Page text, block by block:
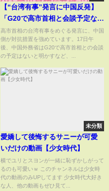
【“台湾有事”発言に中国反発】
「G20で高市首相と会談予定な
し」観光や留学への影響は…
高市首相の台湾有事をめぐる発言に、中国
側が対抗措置を強めています。17日午
後、中国外務省はG20で高市首相との会談
の予定はないと明かすなど、...
未分類
愛嬌して後悔するサニーが可愛
いだけの動画【少女時代】
横でユリとスヨンが一緒に恥ずかしがって
るのも可愛いｗ このチャンネルは少女時
代の動画のみUPしてます 少女時代大好き
な人、他の動画もぜひ見て...